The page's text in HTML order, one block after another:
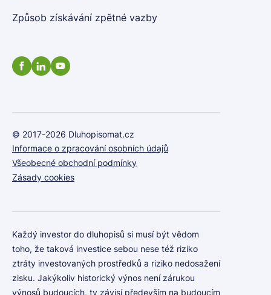
Způsob získávání zpětné vazby
© 2017-2026 Dluhopisomat.cz
Informace o zpracování osobních údajů
Všeobecné obchodní podmínky
Zásady cookies
Každý investor do dluhopisů si musí být vědom
toho, že taková investice sebou nese též riziko
ztráty investovaných prostředků a riziko nedosažení
zisku. Jakýkoliv historický výnos není zárukou
výnosů budoucích, ty závisí především na budoucím